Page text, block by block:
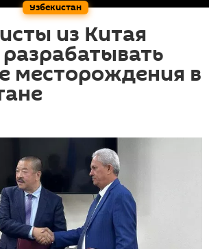
Узбекистан
из Китая
месторождения в